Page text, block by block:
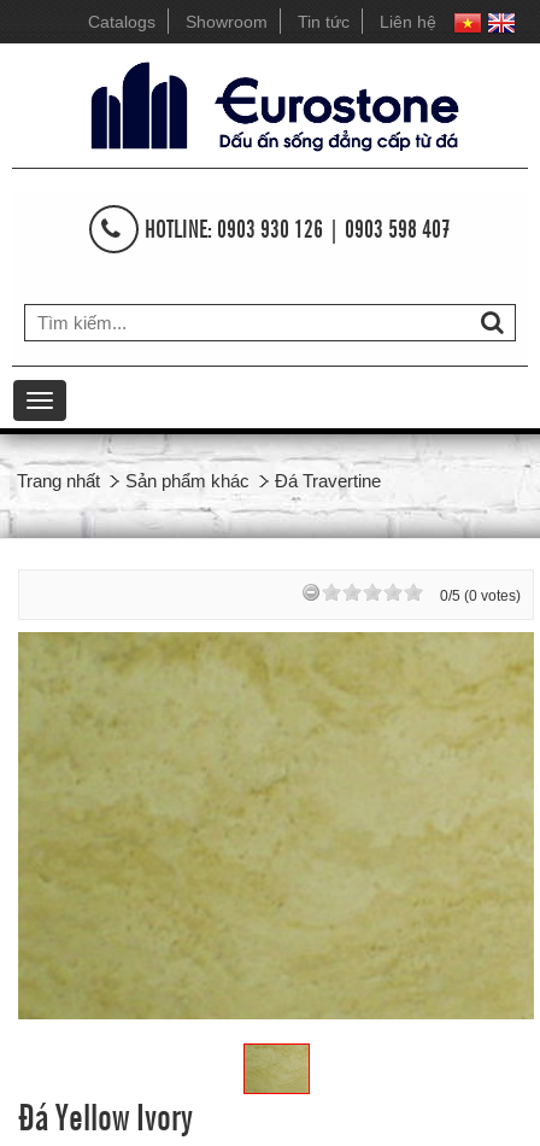
Catalogs Showroom Tin tức Liên hệ
HOTLINE: 0903 930 126 | 0903 598 407
Toggle
navigation
Trang nhất Sản phẩm khác Đá Travertine
0/5 (0 votes)
Đá Yellow Ivory